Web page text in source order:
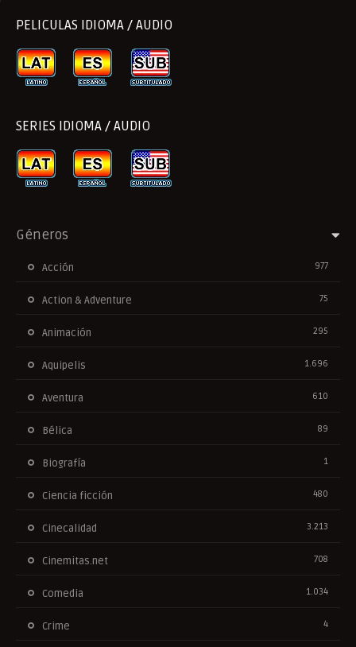
PELICULAS IDIOMA / AUDIO
SERIES IDIOMA / AUDIO
Géneros
Acción 977
Action & Adventure 75
Animación 295
Aquipelis 1.696
Aventura 610
Bélica 89
Biografía 1
Ciencia ficción 480
Cinecalidad 3.213
Cinemitas.net 708
Comedia 1.034
Crime 4